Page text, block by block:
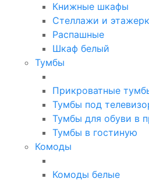
Книжные шкафы
Стеллажи и
Распашные
Шкаф белый
Тумбы
Прикроватные
Тумбы под
Тумбы для обуви в
Тумбы в гостиную
Комоды
Комоды белые